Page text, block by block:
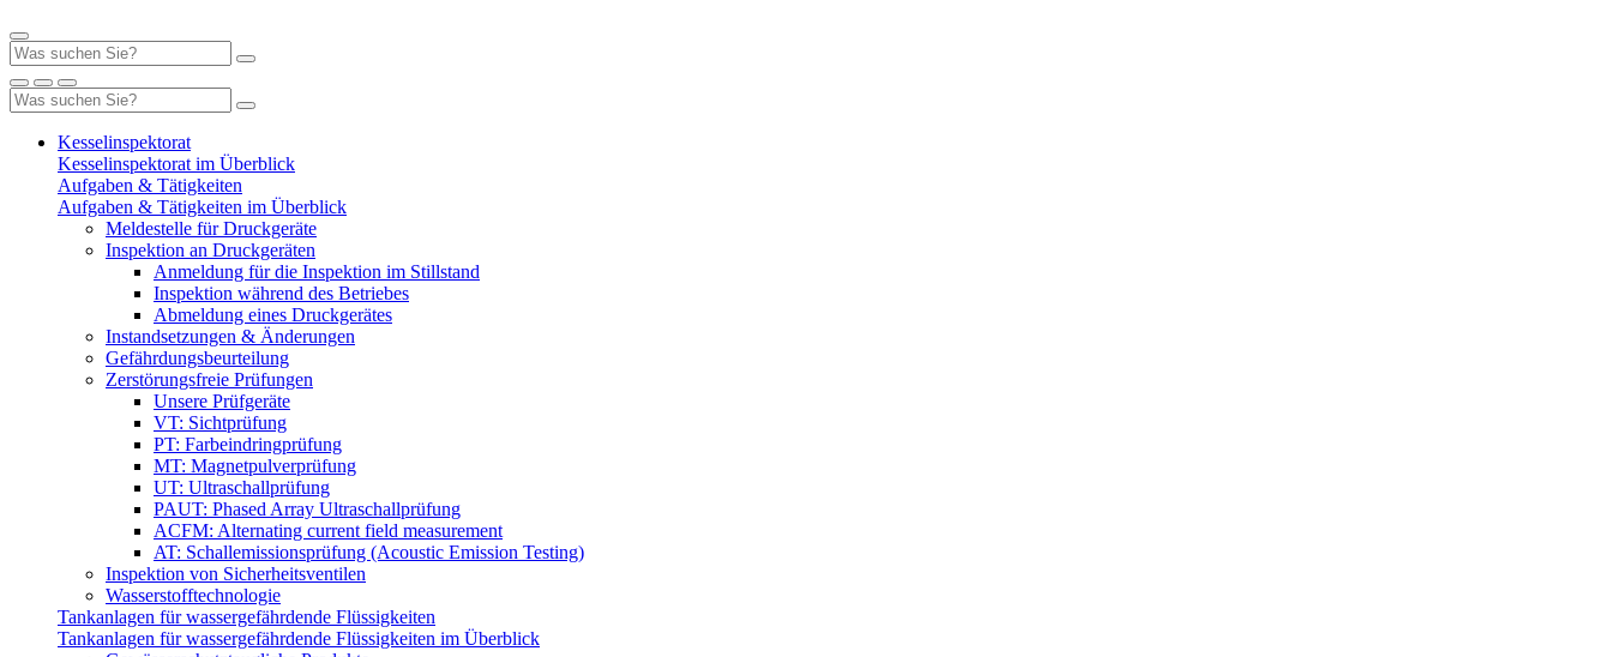
Kesselinspektorat
Kesselinspektorat im Überblick
Aufgaben & Tätigkeiten
Aufgaben & Tätigkeiten im Überblick
Meldestelle für Druckgeräte
Inspektion an Druckgeräten
Anmeldung für die Inspektion im Stillstand
Inspektion während des Betriebes
Abmeldung eines Druckgerätes
Instandsetzungen & Änderungen
Gefährdungsbeurteilung
Zerstörungsfreie Prüfungen
Unsere Prüfgeräte
VT: Sichtprüfung
PT: Farbeindringprüfung
MT: Magnetpulverprüfung
UT: Ultraschallprüfung
PAUT: Phased Array Ultraschallprüfung
ACFM: Alternating current field measurement
AT: Schallemissionsprüfung (Acoustic Emission Testing)
Inspektion von Sicherheitsventilen
Wasserstofftechnologie
Tankanlagen für wassergefährdende Flüssigkeiten
Tankanlagen für wassergefährdende Flüssigkeiten im Überblick